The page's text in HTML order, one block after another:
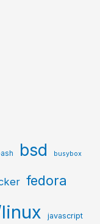
bsd busybox
fedora
javascript